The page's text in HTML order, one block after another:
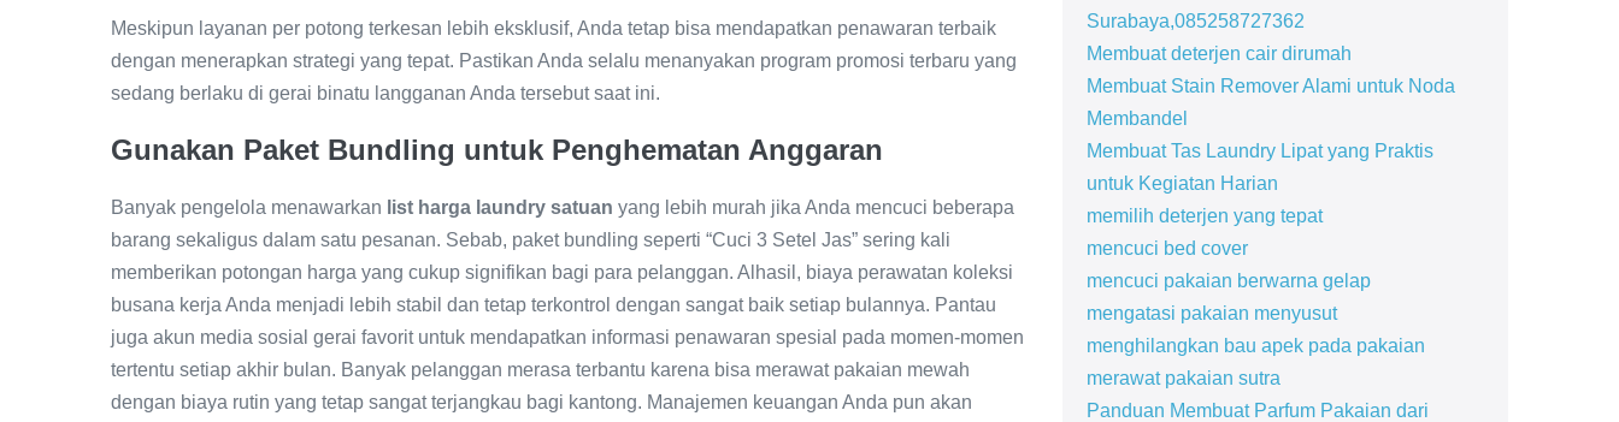
Meskipun layanan per potong terkesan lebih eksklusif, Anda tetap bisa mendapatkan penawaran terbaik
dengan menerapkan strategi yang tepat. Pastikan Anda selalu menanyakan program promosi terbaru yang
sedang berlaku di gerai binatu langganan Anda tersebut saat ini.
Gunakan Paket Bundling untuk Penghematan Anggaran
Banyak pengelola menawarkan list harga laundry satuan yang lebih murah jika Anda mencuci beberapa
barang sekaligus dalam satu pesanan. Sebab, paket bundling seperti “Cuci 3 Setel Jas” sering kali
memberikan potongan harga yang cukup signifikan bagi para pelanggan. Alhasil, biaya perawatan koleksi
busana kerja Anda menjadi lebih stabil dan tetap terkontrol dengan sangat baik setiap bulannya. Pantau
juga akun media sosial gerai favorit untuk mendapatkan informasi penawaran spesial pada momen-momen
tertentu setiap akhir bulan. Banyak pelanggan merasa terbantu karena bisa merawat pakaian mewah
dengan biaya rutin yang tetap sangat terjangkau bagi kantong. Manajemen keuangan Anda pun akan
Surabaya,085258727362
Membuat deterjen cair dirumah
Membuat Stain Remover Alami untuk Noda
Membandel
Membuat Tas Laundry Lipat yang Praktis
untuk Kegiatan Harian
memilih deterjen yang tepat
mencuci bed cover
mencuci pakaian berwarna gelap
mengatasi pakaian menyusut
menghilangkan bau apek pada pakaian
merawat pakaian sutra
Panduan Membuat Parfum Pakaian dari